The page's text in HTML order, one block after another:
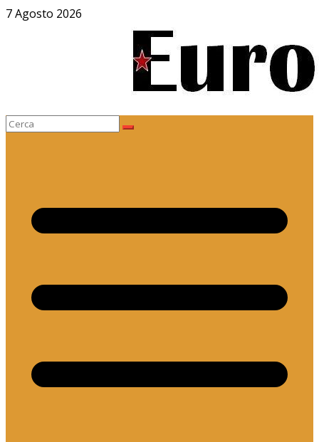
Salta
7 Agosto 2026